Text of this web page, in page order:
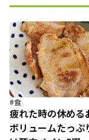
#食
疲れた時の休める
ボリュームたっぷ